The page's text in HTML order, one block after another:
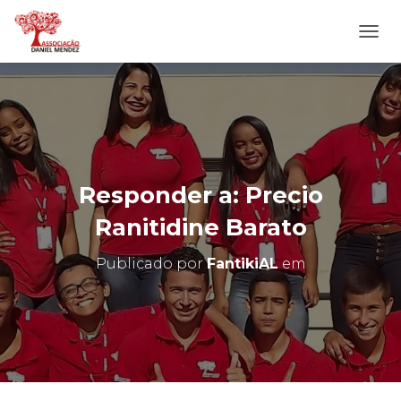
L
T
E
R
N
A
N
A
E
G
O
Responder a: Precio
Ranitidine Barato
Publicado porFantikiALem